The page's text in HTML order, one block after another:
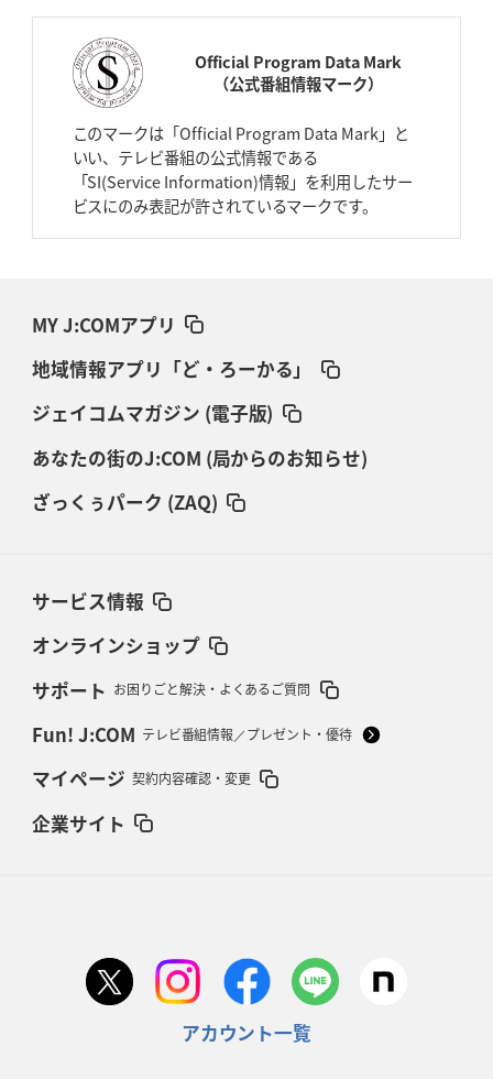
Official Program Data Mark
（公式番組情報マーク）
このマークは「Official Program Data Mark」と
いい、テレビ番組の公式情報である
「SI(Service Information)情報」を利用したサー
ビスにのみ表記が許されているマークです。
MY J:COMアプリ
地域情報アプリ「ど・ろーかる」
ジェイコムマガジン (電子版)
あなたの街のJ:COM (局からのお知らせ)
ざっくぅパーク (ZAQ)
サービス情報
オンラインショップ
サポート お困りごと解決・よくあるご質問
Fun! J:COM テレビ番組情報／プレゼント・優待
マイページ 契約内容確認・変更
企業サイト
アカウント一覧